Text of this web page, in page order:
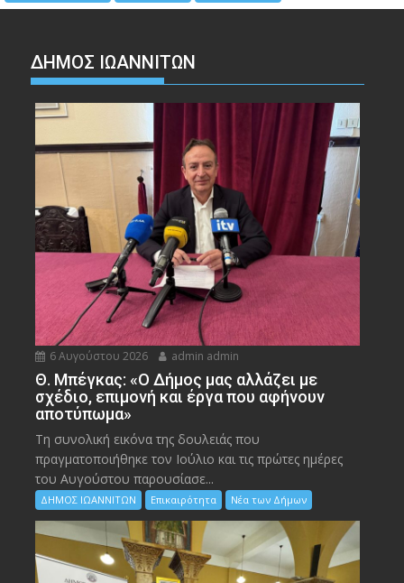
ΔΗΜΟΣ ΙΩΑΝΝΙΤΩΝ
6 Αυγούστου 2026 admin admin
Θ. Μπέγκας: «Ο Δήμος μας αλλάζει με
σχέδιο, επιμονή και έργα που αφήνουν
αποτύπωμα»
Τη συνολική εικόνα της δουλειάς που
πραγματοποιήθηκε τον Ιούλιο και τις πρώτες ημέρες
του Αυγούστου παρουσίασε...
ΔΗΜΟΣ ΙΩΑΝΝΙΤΩΝ Επικαιρότητα Νέα των Δήμων